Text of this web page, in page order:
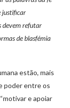
justificar
devem refutar
de blasfémia
estão, mais
poder entre os
e apoiar